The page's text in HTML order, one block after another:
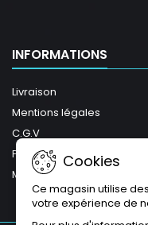
INFORMATIONS
Livraison
Mentions légales
C.G.V
Plan du site
Magasins
Cookies
Ce magasin utilise
votre expérience de